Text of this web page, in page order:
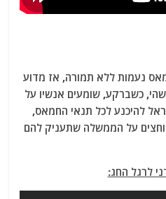
נעמות ללא תמורה, אז מדוע
כשברקע, שומעים אנשיו על
להיכנע לכל תנאי החמאס,
על הממשלה שתעניק להם
לרגל החג: